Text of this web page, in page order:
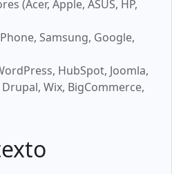
(Acer, Apple, ASUS, HP,
Samsung, Google,
HubSpot, Joomla,
Wix, BigCommerce,